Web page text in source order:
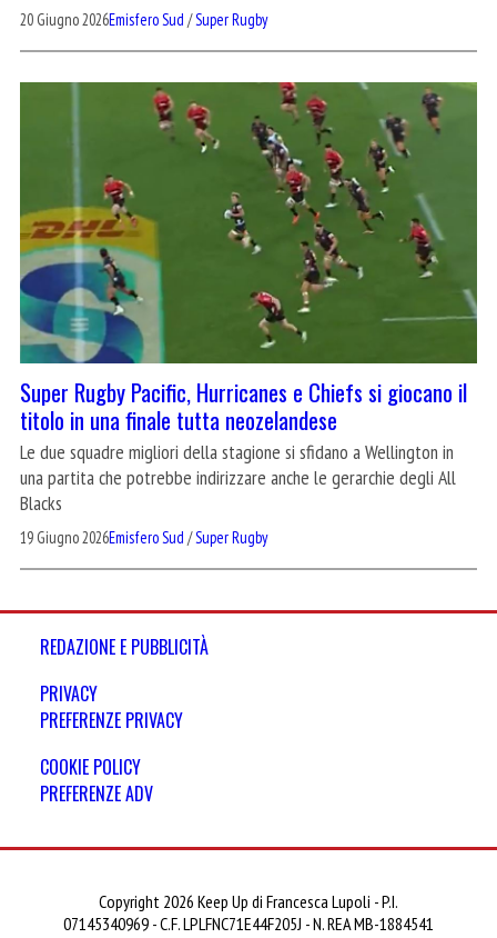
20 Giugno 2026Emisfero Sud /Super Rugby
Super Rugby Pacific, Hurricanes e Chiefs si giocano il
titolo in una finale tutta neozelandese
Le due squadre migliori della stagione si sfidano a Wellington in
una partita che potrebbe indirizzare anche le gerarchie degli All
Blacks
19 Giugno 2026Emisfero Sud /Super Rugby
REDAZIONE E PUBBLICITÀ
PRIVACY
PREFERENZE PRIVACY
COOKIE POLICY
PREFERENZE ADV
Copyright 2026 Keep Up di Francesca Lupoli - P.I.
07145340969 - C.F. LPLFNC71E44F205J - N. REA MB-1884541